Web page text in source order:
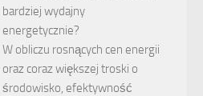
bardziej wydajny
energetycznie?
W obliczu rosnących cen energii
oraz coraz większej troski o
środowisko, efektywność